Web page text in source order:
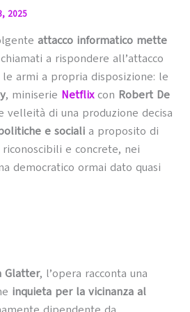
2025
attacco informatico mette
a rispondere all’attacco
armi a propria disposizione: le
, miniserie Netflixcon Robert De
di una produzione decisa
e sociali a proposito di
e concrete, nei
democratico ormai dato quasi
Glatter, l’opera racconta una
inquieta per la vicinanza al